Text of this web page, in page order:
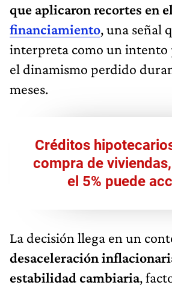
que aplicaron recortes en
financiamiento, una señal
interpreta como un intento
el dinamismo perdido
meses.
Créditos
compra de
el 5% puede
La decisión llega en un
desaceleración
estabilidad cambiaria,